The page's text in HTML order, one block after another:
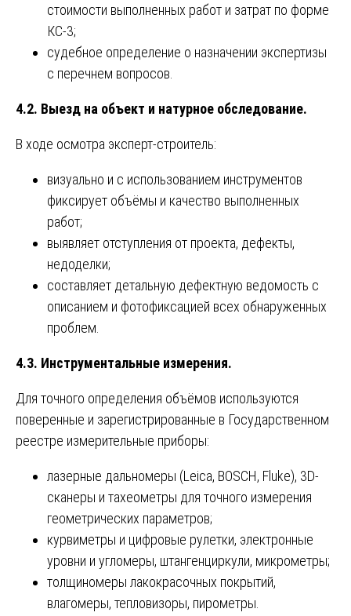
стоимости выполненных работ и затрат по форме
КС-3;
судебное определение о назначении экспертизы
с перечнем вопросов.
4.2. Выезд на объект и натурное обследование.
В ходе осмотра эксперт-строитель:
визуально и с использованием инструментов
фиксирует объёмы и качество выполненных
работ;
выявляет отступления от проекта, дефекты,
недоделки;
составляет детальную дефектную ведомость с
описанием и фотофиксацией всех обнаруженных
проблем.
4.3. Инструментальные измерения.
Для точного определения объёмов используются
поверенные и зарегистрированные в Государственном
реестре измерительные приборы:
лазерные дальномеры (Leica, BOSCH, Fluke), 3D-
сканеры и тахеометры для точного измерения
геометрических параметров;
курвиметры и цифровые рулетки, электронные
уровни и угломеры, штангенциркули, микрометры;
толщиномеры лакокрасочных покрытий,
влагомеры, тепловизоры, пирометры.